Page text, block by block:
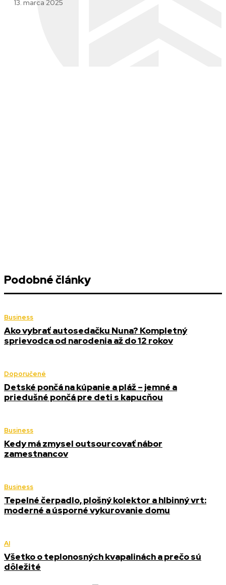
13. marca 2025
Podobné články
Business
Ako vybrať autosedačku Nuna? Kompletný
sprievodca od narodenia až do 12 rokov
Doporučené
Detské pončá na kúpanie a pláž – jemné a
priedušné pončá pre deti s kapucňou
Business
Kedy má zmysel outsourcovať nábor
zamestnancov
Business
Tepelné čerpadlo, plošný kolektor a hlbinný vrt:
moderné a úsporné vykurovanie domu
AI
Všetko o teplonosných kvapalinách a prečo sú
dôležité